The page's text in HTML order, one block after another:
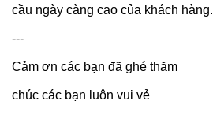
cầu ngày càng cao của khách hàng.
---
Cảm ơn các bạn đã ghé thăm
chúc các bạn luôn vui vẻ